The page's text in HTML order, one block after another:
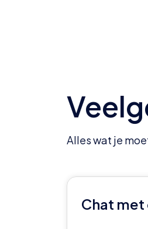
Alles wat je
Chat met